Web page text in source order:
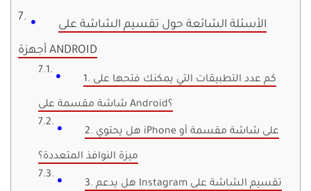
الأسئلة الشائعة حول تقسيم الشاشة على
أجهزة ANDROID
1. كم عدد التطبيقات التي يمكنك فتحها على
شاشة مقسمة على Android؟
2. هل يحتوي iPhone على شاشة مقسمة أو
ميزة النوافذ المتعددة؟
3. هل يدعم Instagram تقسيم الشاشة على